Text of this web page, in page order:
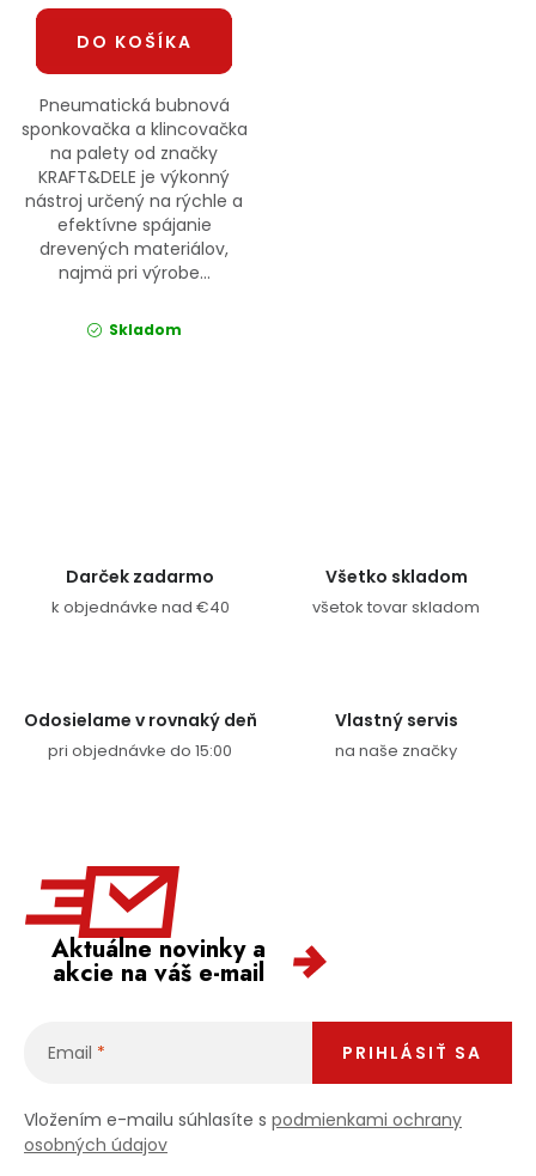
DO KOŠÍKA
Pneumatická bubnová
sponkovačka a klincovačka
na palety od značky
KRAFT&DELE je výkonný
nástroj určený na rýchle a
efektívne spájanie
drevených materiálov,
najmä pri výrobe...
Skladom
Darček zadarmo
k objednávke nad €40
Všetko skladom
všetok tovar skladom
Odosielame v rovnaký deň
pri objednávke do 15:00
Vlastný servis
na naše značky
Aktuálne novinky a
akcie na váš e-mail
Email
Vložením e-mailu súhlasíte s podmienkami ochrany
osobných údajov
PRIHLÁSIŤ SA